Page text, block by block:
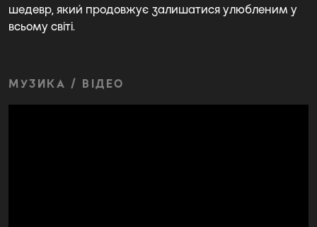
шедевр, який продовжує залишатися улюбленим у
всьому світі.
МУЗИКА / ВІДЕО